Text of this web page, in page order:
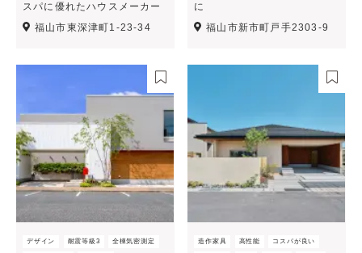
スパに優れたハウスメーカー
福山市東深津町1-23-34
に
福山市新市町戸手2303-9
デザイン 耐震等級3 全棟気密測定 造作家具 高性能 コスパが良い